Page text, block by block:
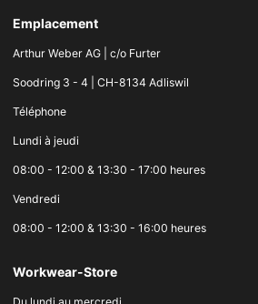
Emplacement
Arthur Weber AG | c/o Furter
Soodring 3 - 4 | CH-8134 Adliswil
Téléphone
Lundi à jeudi
08:00 - 12:00 & 13:30 - 17:00 heures
Vendredi
08:00 - 12:00 & 13:30 - 16:00 heures
Workwear-Store